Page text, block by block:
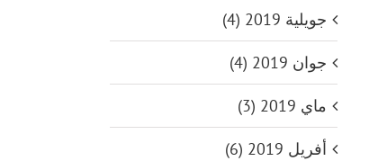
جويلية 2019 (4)
جوان 2019 (4)
ماي 2019 (3)
أفريل 2019 (6)